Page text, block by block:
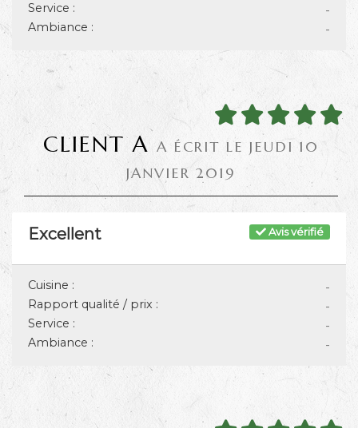
-
Service :
-
Ambiance :
CLIENT A A ÉCRIT LE JEUDI 10
JANVIER 2019
Avis vérifié
Excellent
-
Cuisine :
-
Rapport qualité / prix :
-
Service :
-
Ambiance :